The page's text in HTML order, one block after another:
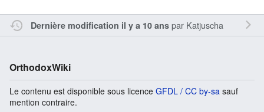
Dernière modification il y a 10 anspar Katjuscha
OrthodoxWiki
Le contenu est disponible sous licence GFDL / CC by-sa sauf
mention contraire.